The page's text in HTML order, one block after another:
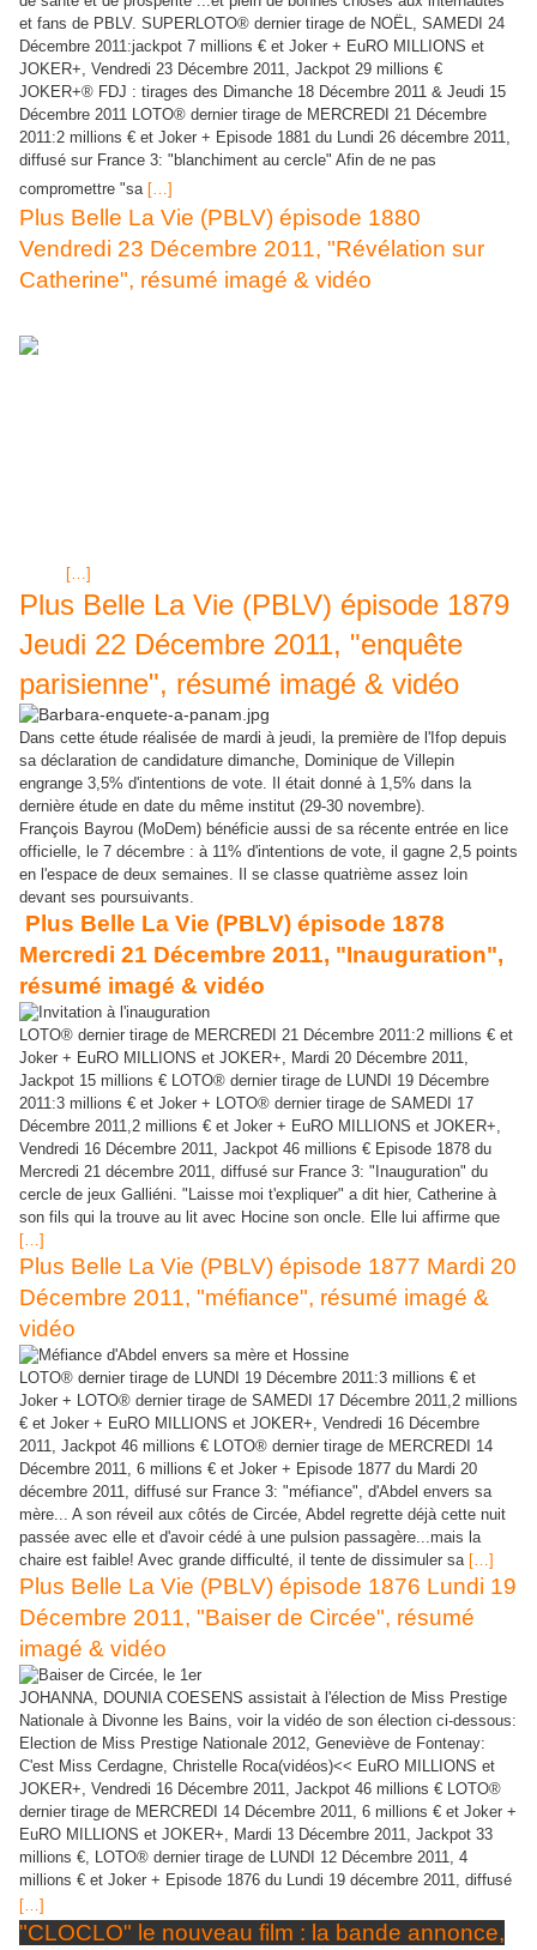
et fans de PBLV. SUPERLOTO® dernier tirage de NOËL, SAMEDI 24
Décembre 2011:jackpot 7 millions € et Joker + EuRO MILLIONS et
JOKER+, Vendredi 23 Décembre 2011, Jackpot 29 millions €
JOKER+® FDJ : tirages des Dimanche 18 Décembre 2011 & Jeudi 15
Décembre 2011 LOTO® dernier tirage de MERCREDI 21 Décembre
2011:2 millions € et Joker + Episode 1881 du Lundi 26 décembre 2011,
diffusé sur France 3: "blanchiment au cercle" Afin de ne pas
compromettre "sa […]
Plus Belle La Vie (PBLV) épisode 1880
Vendredi 23 Décembre 2011, "Révélation sur
Catherine", résumé imagé & vidéo
[…]
Plus Belle La Vie (PBLV) épisode 1879
Jeudi 22 Décembre 2011, "enquête
parisienne", résumé imagé & vidéo
Dans cette étude réalisée de mardi à jeudi, la première de l'Ifop depuis
sa déclaration de candidature dimanche, Dominique de Villepin
engrange 3,5% d'intentions de vote. Il était donné à 1,5% dans la
dernière étude en date du même institut (29-30 novembre).
François Bayrou (MoDem) bénéficie aussi de sa récente entrée en lice
officielle, le 7 décembre : à 11% d'intentions de vote, il gagne 2,5 points
en l'espace de deux semaines. Il se classe quatrième assez loin
devant ses poursuivants.
Plus Belle La Vie (PBLV) épisode 1878
Mercredi 21 Décembre 2011, "Inauguration",
résumé imagé & vidéo
LOTO® dernier tirage de MERCREDI 21 Décembre 2011:2 millions € et
Joker + EuRO MILLIONS et JOKER+, Mardi 20 Décembre 2011,
Jackpot 15 millions € LOTO® dernier tirage de LUNDI 19 Décembre
2011:3 millions € et Joker + LOTO® dernier tirage de SAMEDI 17
Décembre 2011,2 millions € et Joker + EuRO MILLIONS et JOKER+,
Vendredi 16 Décembre 2011, Jackpot 46 millions € Episode 1878 du
Mercredi 21 décembre 2011, diffusé sur France 3: "Inauguration" du
cercle de jeux Galliéni. "Laisse moi t'expliquer" a dit hier, Catherine à
son fils qui la trouve au lit avec Hocine son oncle. Elle lui affirme que
[…]
Plus Belle La Vie (PBLV) épisode 1877 Mardi 20
Décembre 2011, "méfiance", résumé imagé &
vidéo
LOTO® dernier tirage de LUNDI 19 Décembre 2011:3 millions € et
Joker + LOTO® dernier tirage de SAMEDI 17 Décembre 2011,2 millions
€ et Joker + EuRO MILLIONS et JOKER+, Vendredi 16 Décembre
2011, Jackpot 46 millions € LOTO® dernier tirage de MERCREDI 14
Décembre 2011, 6 millions € et Joker + Episode 1877 du Mardi 20
décembre 2011, diffusé sur France 3: "méfiance", d'Abdel envers sa
mère... A son réveil aux côtés de Circée, Abdel regrette déjà cette nuit
passée avec elle et d'avoir cédé à une pulsion passagère...mais la
chaire est faible! Avec grande difficulté, il tente de dissimuler sa […]
Plus Belle La Vie (PBLV) épisode 1876 Lundi 19
Décembre 2011, "Baiser de Circée", résumé
imagé & vidéo
JOHANNA, DOUNIA COESENS assistait à l'élection de Miss Prestige
Nationale à Divonne les Bains, voir la vidéo de son élection ci-dessous:
Election de Miss Prestige Nationale 2012, Geneviève de Fontenay:
C'est Miss Cerdagne, Christelle Roca(vidéos)<< EuRO MILLIONS et
JOKER+, Vendredi 16 Décembre 2011, Jackpot 46 millions € LOTO®
dernier tirage de MERCREDI 14 Décembre 2011, 6 millions € et Joker +
EuRO MILLIONS et JOKER+, Mardi 13 Décembre 2011, Jackpot 33
millions €, LOTO® dernier tirage de LUNDI 12 Décembre 2011, 4
millions € et Joker + Episode 1876 du Lundi 19 décembre 2011, diffusé
[…]
"CLOCLO" le nouveau film : la bande annonce,